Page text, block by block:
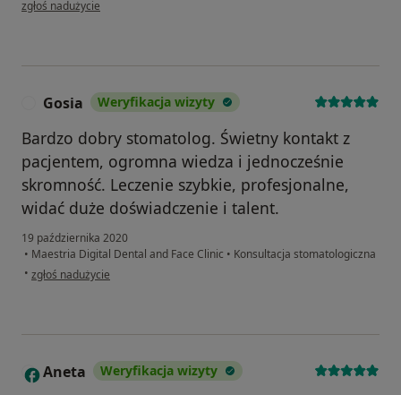
zgłoś nadużycie
Gosia Weryfikacja wizyty
Bardzo dobry stomatolog. Świetny kontakt z
pacjentem, ogromna wiedza i jednocześnie
skromność. Leczenie szybkie, profesjonalne,
widać duże doświadczenie i talent.
19 października 2020
• Maestria Digital Dental and Face Clinic • Konsultacja stomatologiczna
• w opinii użytkownika Gosia
zgłoś nadużycie
A Aneta Weryfikacja wizyty